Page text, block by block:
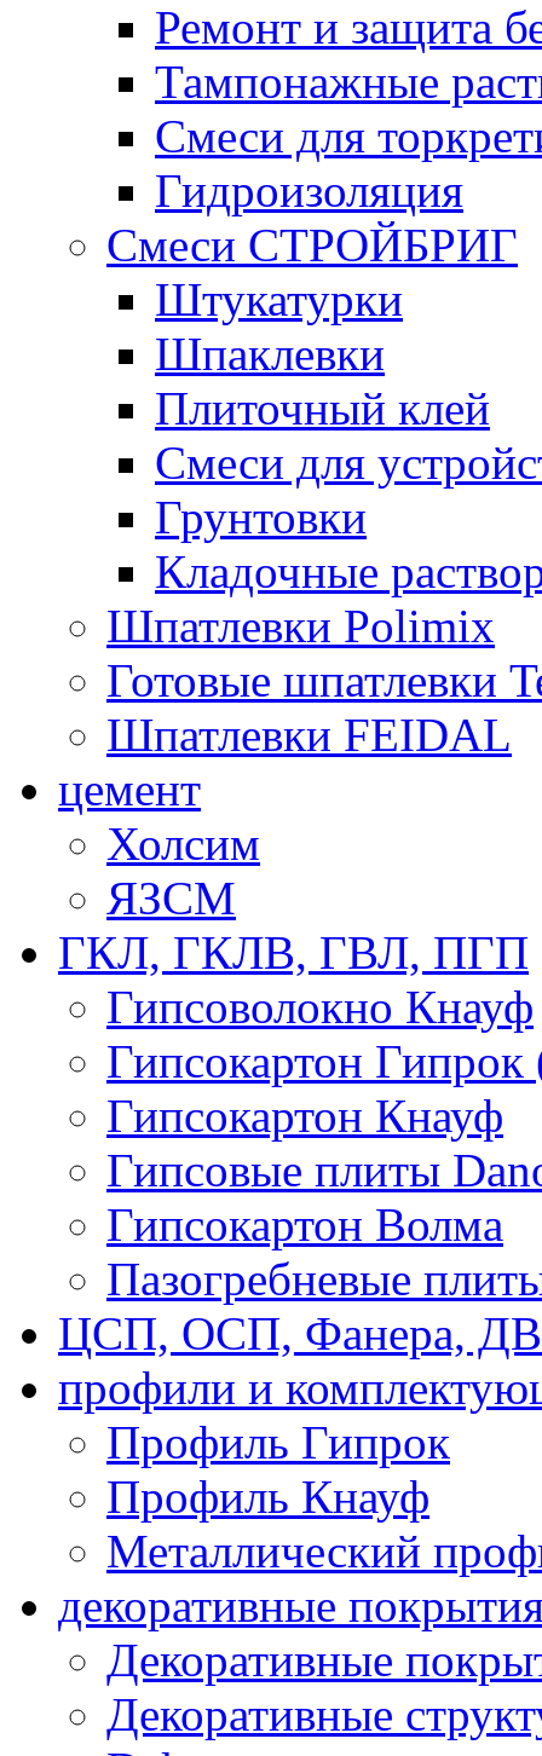
Ремонт и защита
Тампонажные
Смеси для
Гидроизоляция
Смеси СТРОЙБРИГ
Штукатурки
Шпаклевки
Плиточный клей
Смеси для
Грунтовки
Кладочные
Шпатлевки Polimix
Готовые шпатлевки
Шпатлевки FEIDAL
цемент
Холсим
ЯЗCМ
ГКЛ, ГКЛВ, ГВЛ, ПГП
Гипсоволокно Кнауф
Гипсокартон Гипрок
Гипсокартон Кнауф
Гипсовые плиты
Гипсокартон Волма
Пазогребневые
ЦСП, ОСП, Фанера,
профили и
Профиль Гипрок
Профиль Кнауф
Металлический
декоративные
Декоративные
Декоративные